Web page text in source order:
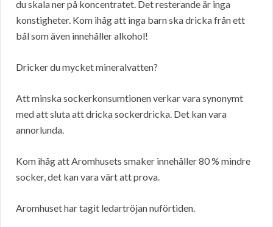
du skala ner på koncentratet. Det resterande är inga
konstigheter. Kom ihåg att inga barn ska dricka från ett
bål som även innehåller alkohol!
Dricker du mycket mineralvatten?
Att minska sockerkonsumtionen verkar vara synonymt
med att sluta att dricka sockerdricka. Det kan vara
annorlunda.
Kom ihåg att Aromhusets smaker innehåller 80 % mindre
socker, det kan vara värt att prova.
Aromhuset har tagit ledartröjan nuförtiden.